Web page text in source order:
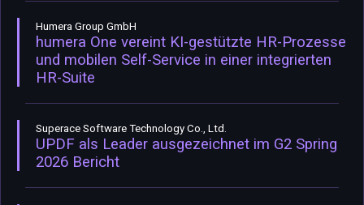
Humera Group GmbH
humera One vereint KI-gestützte HR-Prozesse
und mobilen Self-Service in einer integrierten
HR-Suite
Superace Software Technology Co., Ltd.
UPDF als Leader ausgezeichnet im G2 Spring
2026 Bericht